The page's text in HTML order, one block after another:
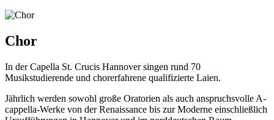
Chor
In der Capella St. Crucis Hannover singen rund 70
Musikstudierende und chorerfahrene qualifizierte Laien.
Jährlich werden sowohl große Oratorien als auch anspruchsvolle A-
cappella-Werke von der Renaissance bis zur Moderne einschließlich